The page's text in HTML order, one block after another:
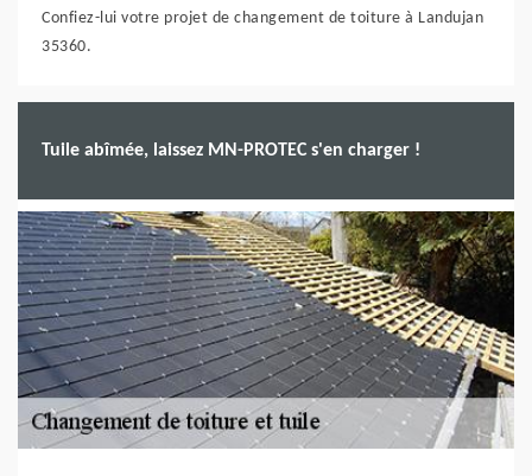
Confiez-lui votre projet de changement de toiture à Landujan
35360.
Tuile abîmée, laissez MN-PROTEC s'en charger !